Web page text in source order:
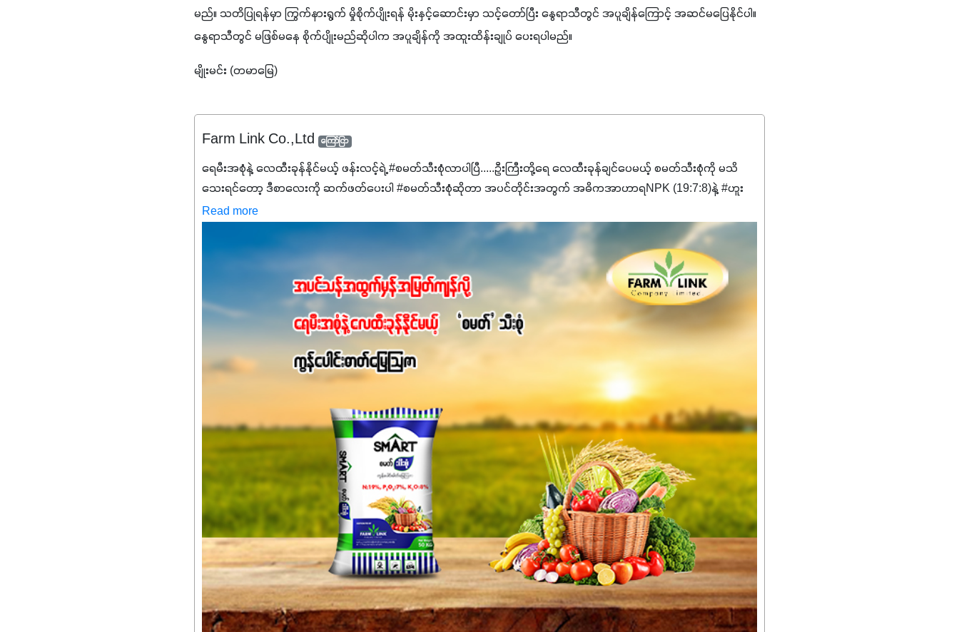
မည်။ ​သ​တိ​ပြု​ရန်​မှာ ​ကြွက်​နား​ရွက်​ မှို​စိုက်​ပျိုး​ရန် ​မိုး​နှင့်​ဆောင်း​မှာ ​သင့်​တော်​ပြီး ​နွေ​ရာ​သီ​တွင် ​အ​ပူ​ချိန်​ကြောင့် ​အ​ဆင်​မ​ပြေ​နိုင်​ပါ။ ​
နွေ​ရာ​သီ​တွင် ​မ​ဖြစ်​မ​နေ ​စိုက်​ပျိုး​မည်​ဆို​ပါ​က ​အ​ပူ​ချိန်​ကို ​အ​ထူး​ထိန်း​ချုပ် ​ပေး​ရ​ပါ​မည်။
မျိုးမင်း (တမာမြေ)
Farm Link Co.,Ltd ကြော်ငြာ
ရေမီးအစုံနဲ့ လေထီးခုန်နိုင်မယ့် ဖန်းလင့်ရဲ့ #စမတ်သီးစုံလာပါပြီ.....ဦးကြီးတို့ရေ ‌လေထီးခုန်ချင်ပေမယ့် စမတ်သီးစုံကို မသိ
သေးရင်တော့ ဒီစာလေးကို ဆက်ဖတ်‌ပေးပါ #စမတ်သီးစုံဆိုတာ အပင်တိုင်းအတွက် အဓိကအာဟာရNPK (19:7:8)နဲ့ #ဟူး
မစ်အက်စစ်တို့ အချိုးကျ ပေါင်းစပ်ထားတဲ့ ကွန်ပေါင်းဓာတ်မြေဩဇာဖြစ်ပါတယ်။ အဓိကအကျိုးကျေးဇူးတွေအနေနဲ့ကတော့
နိုက်ထရိုဂျင် 19%ပါဝင်တဲ့အတွက် ကလိုရိုဖီးလ်ဖွဲ့စည်းမှုကို အားပေးကာ သီးနှံပင်များ၏အရွက်များစိမ်းလန်းသန်စွမ်းပြီး အစာ
ချက်လုပ်မှုအားကောင်းစေပါတယ်။ အပင်၏ပင်ပိုင်းကြီးထွားမှုကို တိုးမြင့်စေကာ အပင်သန်၍ အကြီးမြန်စေပါတယ်။
သင့်တော်တဲ့ Phosphorus 7%ပါဝင်မှုကြောင့် အပင်ရဲ့ အမြစ်ဖွဲ့စည်းတည်ဆောက်မှုကို ပို၍သန်မာလာအောင် အားပေးပါ
တယ်။ ဒါ့အပြင် ပန်းပွင့်ခြင်း၊အသီးသီးခြင်း၊အစေ့တည်ခြင်းလုပ်ငန်းစဉ်များကိုလည်း အားပေးပါတယ်။ လုံလောက်တဲ့
Potassium 8%က အပင်ရဲ့ ရောဂါဒဏ်၊ရာသီဥတုဒဏ်ခံနိုင်ရည်ရှိမှုကို မြင့်တက်စေပြီး အသီးအရည်အသွေး၊ အရွယ်အစားနဲ့
အရသာ ပိုမိုကောင်းမွန်စေဖို့အတွက် လိုအပ်တဲ့အာဟာရဓာတ်ဖြစ်ပါတယ်။ ဟူးမစ်အက်စစ်ပါဝင်ပေါင်းစပ်ထားတဲ့အတွက်
အာဟာရဓာတ်စုပ်ယူမှုကောင်းမွန်လာခြင်း၊မြေဆီလွှာဖွဲ့စည်းပုံနှင့်ရေထိန်းနိုင်စွမ်းအားကောင်းလာခြင်းအပါအဝင်
အကျိုးကျေးဇူးများစွာကိုရရှိစေမှာဖြစ်ပါတယ်။ စပါးအပါအဝင် နှံစားသီးနှံများ၊ပဲအမျိုးမျိုး၊ဟင်းသီးဟင်းရွက်နဲ့ ဥယျာဉ်ခြံသီးနှံ
အားလုံးမှာ အသုံးပြုနိုင်တယ်ဆိုတော့ တစ်မျိုးတည်းနဲ့ အားလုံးပါဖက်(perfect)မယ့် စမတ်သီးစုံနော် အရွေးမမှားတာသေချာပြီ
မလို့ အတွေးမများဘဲ သီးနှံတိုင်းကြီးထွားအောင် ဖန်းလင့်ရဲ့ #စမတ်သီးစုံကို သုံးကြပါစို့....
Read more